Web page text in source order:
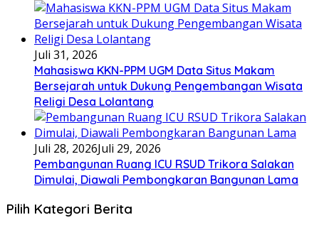
Juli 31, 2026
Mahasiswa KKN-PPM UGM Data Situs Makam
Bersejarah untuk Dukung Pengembangan Wisata
Religi Desa Lolantang
Juli 28, 2026Juli 29, 2026
Pembangunan Ruang ICU RSUD Trikora Salakan
Dimulai, Diawali Pembongkaran Bangunan Lama
Pilih Kategori Berita